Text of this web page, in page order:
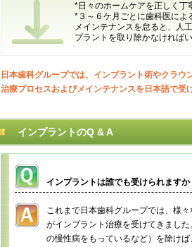
*日々のホームケアを正しく丁
*３～６ケ月ごとに歯科医によ
メインテナンスを怠ると、人
プラントを取り除かなければ
日本歯科グループでは、インプラント術やクラ
治療プロセスおよびメインテナンスを日本語で受
インプラントのQ & A
インプラントは誰でも受けられますか
これまで日本歯科グループでは、様
がインプラント治療を受けてきまし
の慢性病をもっているなど）を除け